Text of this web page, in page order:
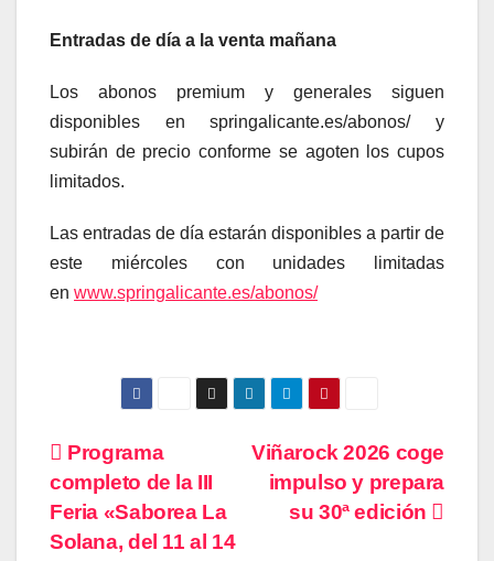
Entradas de día a la venta mañana
Los abonos premium y generales siguen
disponibles en springalicante.es/abonos/ y
subirán de precio conforme se agoten los cupos
limitados.
Las entradas de día estarán disponibles a partir de
este miércoles con unidades limitadas
en www.springalicante.es/abonos/
Navegación
de
entradas
Viñarock 2026 coge
impulso y prepara
su 30ª edición
Programa
completo de la III
Feria «Saborea La
Solana, del 11 al 14